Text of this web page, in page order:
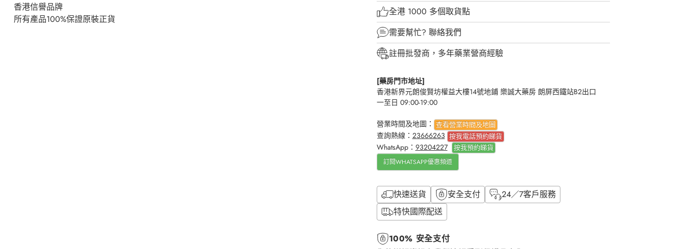
香港信譽品牌
所有產品100%保證原裝正貨
全港 1000 多個取貨點
需要幫忙? 聯絡我們
註冊批發商，多年藥業營商經驗
[藥房門市地址]
香港新界元朗俊賢坊權益大樓14號地鋪 樂誠大藥房 朗屏西鐵站B2出口
一至日 09:00-19:00
營業時間及地圖： 查看營業時間及地圖
查詢熱線： 23666263 按我電話預約睇貨
WhatsApp： 93204227 按我預約睇貨
訂閱WHATSAPP優惠頻道
快速送貨 安全支付
24／7客戶服務
特快國際配送
100% 安全支付